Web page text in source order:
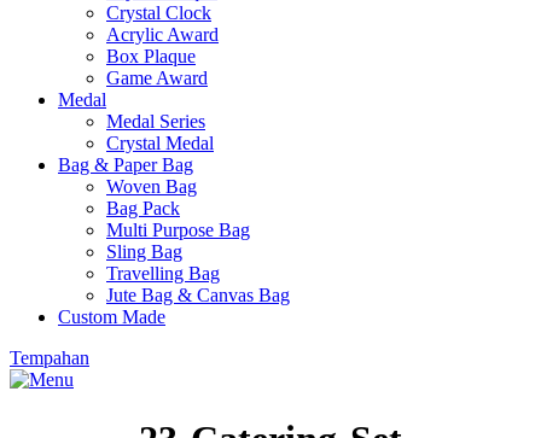
Crystal Clock
Acrylic Award
Box Plaque
Game Award
Medal
Medal Series
Crystal Medal
Bag & Paper Bag
Woven Bag
Bag Pack
Multi Purpose Bag
Sling Bag
Travelling Bag
Jute Bag & Canvas Bag
Custom Made
Tempahan